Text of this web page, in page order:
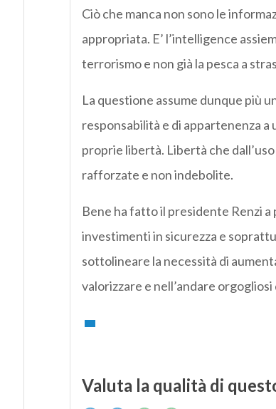
Ciò che manca non sono le
appropriata. E’ l’intelligence
terrorismo e non già la pesca a
La questione assume dunque più
responsabilità e di appartenenza
proprie libertà. Libertà che
rafforzate e non indebolite.
Bene ha fatto il presidente Renzi
investimenti in sicurezza e
sottolineare la necessità di
valorizzare e nell’andare
Valuta la qualità di